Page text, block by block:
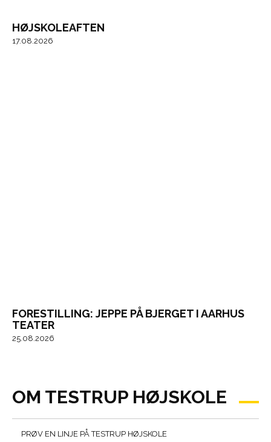
HØJSKOLEAFTEN
17.08.2026
FORESTILLING: JEPPE PÅ BJERGET I AARHUS
TEATER
25.08.2026
OM TESTRUP HØJSKOLE
PRØV EN LINJE PÅ TESTRUP HØJSKOLE